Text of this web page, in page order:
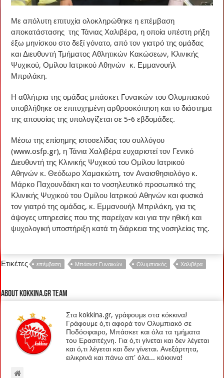
Με απόλυτη επιτυχία ολοκληρώθηκε η επέμβαση
αποκατάστασης της Τάνιας Χαλιβέρα, η οποία υπέστη ρήξη
έξω μηνίσκου στο δεξί γόνατο, από τον γιατρό της ομάδας
και Διευθυντή Τμήματος Αθλητικών Κακώσεων, Κλινικής
Ψυχικού, Ομίλου Ιατρικού Αθηνών κ. Εμμανουήλ
Μπριλάκη.
Η αθλήτρια της ομάδας μπάσκετ Γυναικών του Ολυμπιακού
υποβλήθηκε σε επιτυχημένη αρθροσκόπηση και το διάστημα
της απουσίας της υπολογίζεται σε 5-6 εβδομάδες.
Μέσω της επίσημης ιστοσελίδας του συλλόγου
(www.osfp.gr), η Τάνια Χαλιβέρα ευχαριστεί τον Γενικό
Διευθυντή της Κλινικής Ψυχικού του Ομίλου Ιατρικού
Αθηνών κ. Θεόδωρο Χαμακιώτη, τον Αναισθησιολόγο κ.
Μάρκο Παχουνδάκη και το νοσηλευτικό προσωπικό της
Κλινικής Ψυχικού του Ομίλου Ιατρικού Αθηνών και φυσικά
τον γιατρό της ομάδας, κ. Εμμανουήλ Μπριλάκη, για τις
άψογες υπηρεσίες που της παρείχαν και για την ηθική και
ψυχολογική υποστήριξη κατά τη διάρκεια της νοσηλείας της.
Ετικέτες επέμβαση Μπάσκετ Γυναικών Ολυμπιακός Χαλιβέρα
About kokkina.gr TEAM
Στα kokkina.gr, γράφουμε στα κόκκινα!
Γράφουμε ό,τι αφορά τον Ολυμπιακό σε
Ποδόσφαιρο, Μπάσκετ και όλα τα τμήματα
του Ερασιτέχνη. Για ό,τι γίνεται και δεν λέγεται
και ό,τι λέγεται και δεν γίνεται. Ανεξάρτητα,
ειλικρινά και πάνω απ' όλα... κόκκινα!